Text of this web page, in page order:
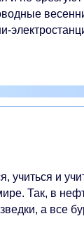
учиться и
Так, в
а все